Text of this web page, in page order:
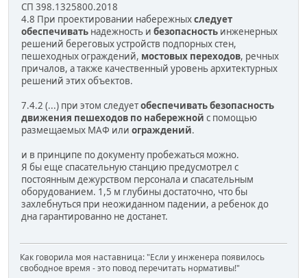
СП 398.1325800.2018
4.8 При проектировании набережныхследует
обеспечивать надежность и безопасность инженерных
решений береговых устройств подпорных стен,
пешеходных ограждений, мостовых переходов, речных
причалов, а также качественный уровень архитектурных
решений этих объектов.
7.4.2 (...) при этом следуетобеспечивать безопасность
движения пешеходов по набережной с помощью
размещаемых МАФ или ограждений.
и в принципе по документу пробежаться можно.
Я бы еще спасательную станцию предусмотрел с
постоянным дежурством персонала и спасательным
оборудованием. 1,5 м глубины достаточно, что бы
захлебнуться при неожиданном падении, а ребенок до
дна гарантированно не достанет.
Как говорила моя наставница: "Если у инженера появилось
свободное время - это повод перечитать нормативы!"